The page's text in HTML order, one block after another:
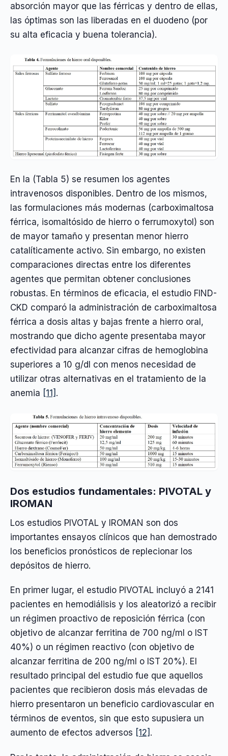
absorción mayor que las férricas y dentro de ellas,
las óptimas son las liberadas en el duodeno (por
su alta eficacia y buena tolerancia).
En la (Tabla 5) se resumen los agentes
intravenosos disponibles. Dentro de los mismos,
las formulaciones más modernas (carboximaltosa
férrica, isomaltósido de hierro o ferrumoxytol) son
de mayor tamaño y presentan menor hierro
catalíticamente activo. Sin embargo, no existen
comparaciones directas entre los diferentes
agentes que permitan obtener conclusiones
robustas. En términos de eficacia, el estudio FIND-
CKD comparó la administración de carboximaltosa
férrica a dosis altas y bajas frente a hierro oral,
mostrando que dicho agente presentaba mayor
efectividad para alcanzar cifras de hemoglobina
superiores a 10 g/dl con menos necesidad de
utilizar otras alternativas en el tratamiento de la
anemia [11] .
Dos estudios fundamentales: PIVOTAL y
IROMAN
Los estudios PIVOTAL y IROMAN son dos
importantes ensayos clínicos que han demostrado
los beneficios pronósticos de replecionar los
depósitos de hierro.
En primer lugar, el estudio PIVOTAL incluyó a 2141
pacientes en hemodiálisis y los aleatorizó a recibir
un régimen proactivo de reposición férrica (con
objetivo de alcanzar ferritina de 700 ng/ml o IST
40%) o un régimen reactivo (con objetivo de
alcanzar ferritina de 200 ng/ml o IST 20%). El
resultado principal del estudio fue que aquellos
pacientes que recibieron dosis más elevadas de
hierro presentaron un beneficio cardiovascular en
términos de eventos, sin que esto supusiera un
aumento de efectos adversos [12] .